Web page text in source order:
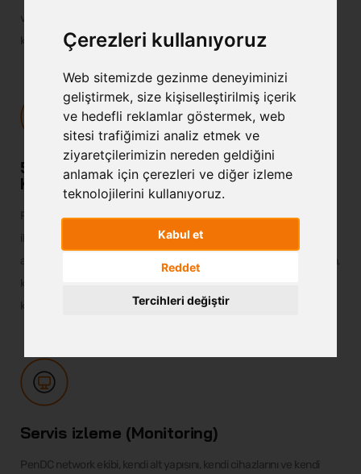
Çerezleri kullanıyoruz
Web sitemizde gezinme deneyiminizi
geliştirmek, size kişiselleştirilmiş içerik
ve hedefli reklamlar göstermek, web
sitesi trafiğimizi analiz etmek ve
ziyaretçilerimizin nereden geldiğini
anlamak için çerezleri ve diğer izleme
teknolojilerini kullanıyoruz.
Kabul et
Reddet
Tercihleri değiştir
ve müdahale sistemleri, 7/24 teknik destek ekibi ile hizmetin
kesintiye uğramadan devamlılığı sağlanmaktadır.
5800 m2 Alana Veri Merkezi İçin
Kurulmuş Yapı
PenDC, 5800m2’lik boyuttaki bir alana, tamamen veri merkezi
ihtiyaçları düşünülerek ve uygulamaya konularak inşa edildi. Kendi
alanını kullanmak isteyen, veri merkezi hizmeti sağlayan firmalar için,
kendi network cihazlarını, sunucularını, disk ünitelerini
konumlandırabileceği ayrılmış alanlar tasarlandı.
Servis izleme (Monitoring)
PenDC network ekibi, kendi alt yapısını, kendi cihazlarını ve kendi